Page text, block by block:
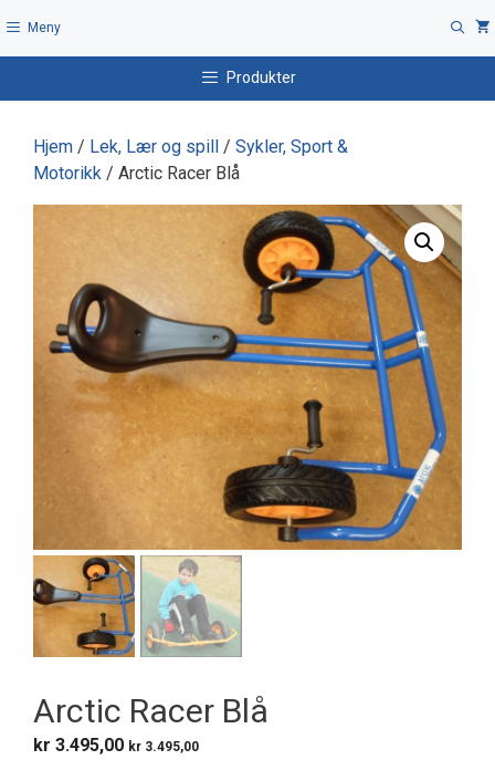
til
Meny
Produkter
Hjem / Lek, Lær og spill / Sykler, Sport &
Motorikk / Arctic Racer Blå
Arctic Racer Blå
kr 3.495,00 kr 3.495,00